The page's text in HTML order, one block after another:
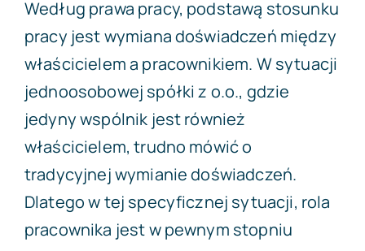
Według prawa pracy, podstawą stosunku
pracy jest wymiana doświadczeń między
właścicielem a pracownikiem. W sytuacji
jednoosobowej spółki z o.o., gdzie
jedyny wspólnik jest również
właścicielem, trudno mówić o
tradycyjnej wymianie doświadczeń.
Dlatego w tej specyficznej sytuacji, rola
pracownika jest w pewnym stopniu